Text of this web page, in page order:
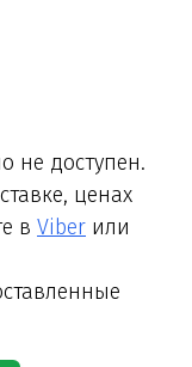
не доступен.
ценах
в Viber или